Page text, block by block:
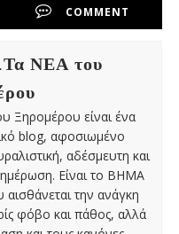
COMMENT
ΝΕΑ του
Ξηρομέρου είναι ένα
blog, αφοσιωμένο
αδέσμευτη και
Είναι το ΒΗΜΑ
την ανάγκη
φόβο και πάθος, αλλά